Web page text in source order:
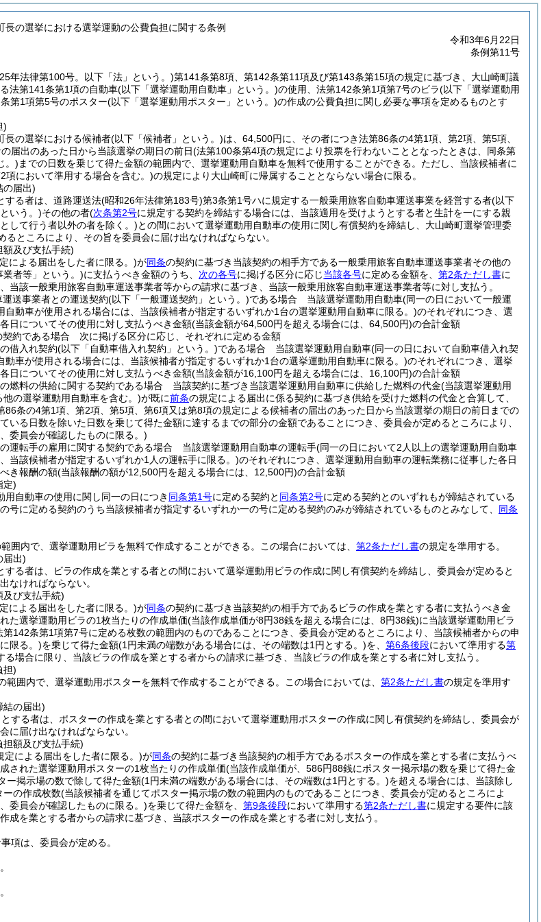
長の選挙における選挙運動の公費負担に関する条例
令和3年6月22日
条例第11号
年法律第100号。以下「法」という。)第141条第8項、第142条第11項及び第143条第15項の規定に基づき、大山崎町議
法第141条第1項の自動車(以下「選挙運動用自動車」という。)の使用、法第142条第1項第7号のビラ(以下「選挙運動用
第1項第5号のポスター(以下「選挙運動用ポスター」という。)の作成の公費負担に関し必要な事項を定めるものとす
)
長の選挙における候補者(以下「候補者」という。)は、64,500円に、その者につき法第86条の4第1項、第2項、第5項、
届出のあった日から当該選挙の期日の前日(法第100条第4項の規定により投票を行わないこととなったときは、同条第
。) までの日数を乗じて得た金額の範囲内で、選挙運動用自動車を無料で使用することができる。 ただし、当該候補者に
項において準用する場合を含む。)の規定により大山崎町に帰属することとならない場合に限る。
の届出)
する者は、道路運送法(昭和26年法律第183号)第3条第1号ハに規定する一般乗用旅客自動車運送事業を経営する者(以下
いう。)その他の者(次条第2号に規定する契約を締結する場合には、当該適用を受けようとする者と生計を一にする親
して行う者以外の者を除く。)との間において選挙運動用自動車の使用に関し有償契約を締結し、大山崎町選挙管理委
るところにより、その旨を委員会に届け出なければならない。
及び支払手続)
による届出をした者に限る。)が同条の契約に基づき当該契約の相手方である一般乗用旅客自動車運送事業者その他の
者等」という。)に支払うべき金額のうち、 次の各号に掲げる区分に応じ当該各号に定める金額を、 第2条ただし書に
当該一般乗用旅客自動車運送事業者等からの請求に基づき、当該一般乗用旅客自動車運送事業者等に対し支払う。
送事業者との運送契約(以下「一般運送契約」という。)である場合 当該選挙運動用自動車(同一の日において一般運
自動車が使用される場合には、当該候補者が指定するいずれか1台の選挙運動用自動車に限る。)のそれぞれにつき、選
日についてその使用に対し支払うべき金額(当該金額が64,500円を超える場合には、64,500円)の合計金額
契約である場合 次に掲げる区分に応じ、それぞれに定める金額
借入れ契約(以下「自動車借入れ契約」という。)である場合 当該選挙運動用自動車(同一の日において自動車借入れ契
動車が使用される場合には、当該候補者が指定するいずれか1台の選挙運動用自動車に限る。)のそれぞれにつき、選挙
日についてその使用に対し支払うべき金額(当該金額が16,100円を超える場合には、16,100円)の合計金額
燃料の供給に関する契約である場合 当該契約に基づき当該選挙運動用自動車に供給した燃料の代金(当該選挙運動用
の選挙運動用自動車を含む。)が既に前条の規定による届出に係る契約に基づき供給を受けた燃料の代金と合算して、
86条の4第1項、第2項、第5項、第6項又は第8項の規定による候補者の届出のあった日から当該選挙の期日の前日までの
いる日数を除いた日数を乗じて得た金額に達するまでの部分の金額であることにつき、委員会が定めるところにより、
委員会が確認したものに限る。)
運転手の雇用に関する契約である場合 当該選挙運動用自動車の運転手(同一の日において2人以上の選挙運動用自動車
当該候補者が指定するいずれか1人の運転手に限る。)のそれぞれにつき、選挙運動用自動車の運転業務に従事した各日
き報酬の額(当該報酬の額が12,500円を超える場合には、12,500円)の合計金額
定)
用自動車の使用に関し同一の日につき 同条第1号に定める契約と 同条第2号に定める契約とのいずれもが締結されている
号に定める契約のうち当該候補者が指定するいずれか一の号に定める契約のみが締結されているものとみなして、 同条
囲内で、選挙運動用ビラを無料で作成することができる。 この場合においては、 第2条ただし書の規定を準用する。
届出)
する者は、ビラの作成を業とする者との間において選挙運動用ビラの作成に関し有償契約を締結し、委員会が定めると
なければならない。
及び支払手続)
による届出をした者に限る。)が同条の契約に基づき当該契約の相手方であるビラの作成を業とする者に支払うべき金
た選挙運動用ビラの1枚当たりの作成単価(当該作成単価が8円38銭を超える場合には、8円38銭)に当該選挙運動用ビラ
142条第1項第7号に定める枚数の範囲内のものであることにつき、委員会が定めるところにより、当該候補者からの申
限る。)を乗じて得た金額(1円未満の端数がある場合には、その端数は1円とする。)を、 第6条後段において準用する第
る場合に限り、当該ビラの作成を業とする者からの請求に基づき、当該ビラの作成を業とする者に対し支払う。
担)
範囲内で、選挙運動用ポスターを無料で作成することができる。 この場合においては、 第2条ただし書の規定を準用す
結の届出)
する者は、ポスターの作成を業とする者との間において選挙運動用ポスターの作成に関し有償契約を締結し、委員会が
に届け出なければならない。
額及び支払手続)
定による届出をした者に限る。)が同条の契約に基づき当該契約の相手方であるポスターの作成を業とする者に支払うべ
された選挙運動用ポスターの1枚当たりの作成単価(当該作成単価が、586円88銭にポスター掲示場の数を乗じて得た金
ー掲示場の数で除して得た金額(1円未満の端数がある場合には、その端数は1円とする。)を超える場合には、当該除し
ーの作成枚数(当該候補者を通じてポスター掲示場の数の範囲内のものであることにつき、委員会が定めるところによ
委員会が確認したものに限る。)を乗じて得た金額を、 第9条後段において準用する第2条ただし書に規定する要件に該
成を業とする者からの請求に基づき、当該ポスターの作成を業とする者に対し支払う。
項は、委員会が定める。